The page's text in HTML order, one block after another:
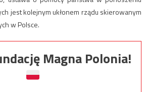
jest kolejnym ukłonem rządu skierowanym
w Polsce.
Magna Polonia!